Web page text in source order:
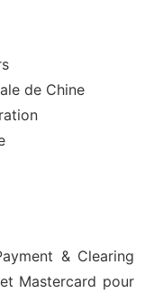
de Chine
& Clearing
Mastercard pour